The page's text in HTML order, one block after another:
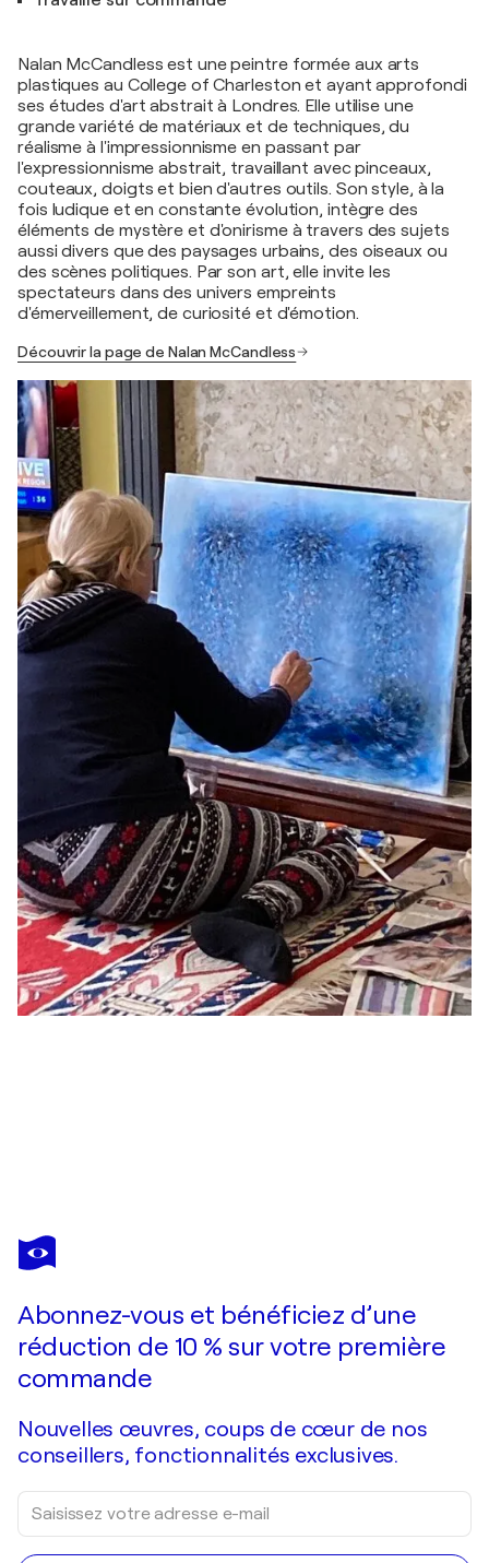
Nalan McCandless est une peintre formée aux arts
plastiques au College of Charleston et ayant approfondi
ses études d'art abstrait à Londres. Elle utilise une
grande variété de matériaux et de techniques, du
réalisme à l'impressionnisme en passant par
l'expressionnisme abstrait, travaillant avec pinceaux,
couteaux, doigts et bien d'autres outils. Son style, à la
fois ludique et en constante évolution, intègre des
éléments de mystère et d'onirisme à travers des sujets
aussi divers que des paysages urbains, des oiseaux ou
des scènes politiques. Par son art, elle invite les
spectateurs dans des univers empreints
d'émerveillement, de curiosité et d'émotion.
Découvrir la page de Nalan McCandless
NALAN MCCANDLESS
The Fall
Abonnez-vous et bénéficiez d’une
réduction de 10 % sur votre première
commande
Nouvelles œuvres, coups de cœur de nos
conseillers, fonctionnalités exclusives.